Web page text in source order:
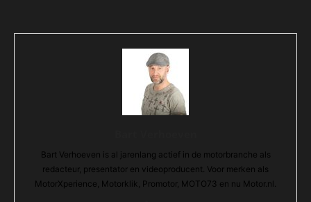
Bart Verhoeven is al jarenlang actief in de motorbranche als
redacteur, presentator en videoproducent. Voor merken als
MotorXperience, Motorklik, Promotor, MOTO73 en nu Motor.nl.